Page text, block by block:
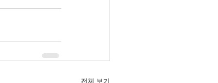
전체 보기